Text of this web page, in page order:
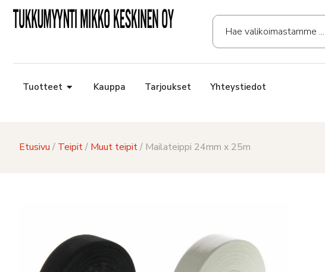
Tuotteet Kauppa Tarjoukset Yhteystiedot
Etusivu / Teipit/ Muut teipit/ Mailateippi 24mm x 25m